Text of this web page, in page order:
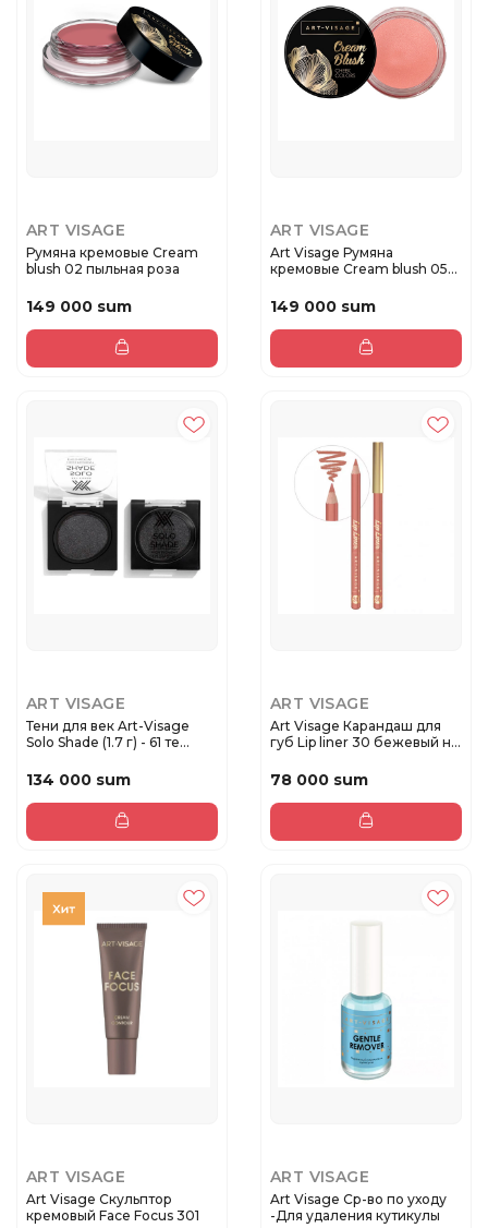
ART VISAGE
Румяна кремовые Сream
blush 02 пыльная роза
149 000 sum
ART VISAGE
Art Visage Румяна
кремовые Сream blush 05
149 000 sum
ART VISAGE
Тени для век Art-Visage
Solo Shade (1.7 г) - 61 те...
134 000 sum
ART VISAGE
Art Visage Карандаш для
губ Lip liner 30 бежевый н...
78 000 sum
ART VISAGE
Art Visage Скульптор
кремовый Face Focus 301
ART VISAGE
Art Visage Ср-во по уходу
-Для удаления кутикулы